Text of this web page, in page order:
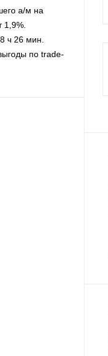
а/м на
1,9%.
ч 26 мин.
по trade-